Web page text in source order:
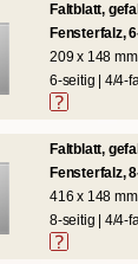
Faltblatt,
Fensterfalz,
209 x 148 mm
6-seitig | 4/4-
Faltblatt,
Fensterfalz,
416 x 148 mm
8-seitig | 4/4-